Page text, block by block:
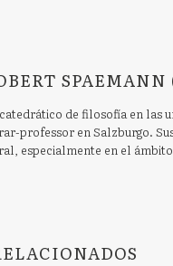
catedrático de filosofía en
professor en Salzburgo.
especialmente en el